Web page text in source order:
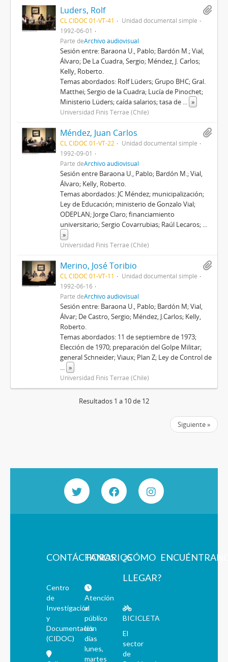
Luders, Rolf
CL CIDOC 01-VT-41
Unidad documental simple
1992-06-01
Parte deArchivo audiovisual
Sesión entre: Baraona U., Pablo; Bardón M.; Vial,
Álvaro; De La Cuadra, Sergio; Méndez, J. Carlos;
Kelly, Roberto.
Temas abordados: Rolf Lüders; Grupo BHC; Gral.
Matthei; Sergio de la Cuadra; Lucía de Pinochet;
Ministerio Lüders; caída salarios; tasa de ... »
Universidad Finis Terrae (Chile)
Méndez, Juan Carlos
CL CIDOC 01-VT-22
Unidad documental simple
1992-09-01
Parte deArchivo audiovisual
Sesión entre Baraona U., Pablo; Bardón M.; Vial,
Álvaro; Kelly, Roberto.
Temas abordados: JC Méndez; municipalización;
Ley de Educación; ministerio de Gonzalo Vial;
ODEPLAN; Jorge Claro; financiamiento
universitario; Sergio Covarrubias; Raúl Lecaros; ...
»
Universidad Finis Terrae (Chile)
Merino, José Toribio
CL CIDOC 01-VT-11
Unidad documental simple
1992-06-16
Parte deArchivo audiovisual
Sesión entre: Baraona U., Pablo; Bardón M; Vial,
Álvar; De Castro, Sergio; Méndez, J.Carlos; Kelly,
Roberto.
Temas abordados: 11 de septiembre de 1973;
Elección de 1970; preparación del Golpe Militar;
general Schneider; Viaux; Plan Z; Ley de Control de
... »
Universidad Finis Terrae (Chile)
Resultados 1 a 10 de 12
Siguiente »
CONTÁCTANOS
Centro
de
Investigación
y
Documentación
(CIDOC)
HORARIOS
Atención
al
público
los
días
lunes,
martes
¿CÓMO
LLEGAR?
BICICLETA
El
sector
de